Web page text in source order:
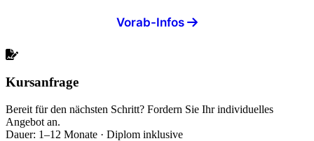
Vorab-Infos
Kursanfrage
Bereit für den nächsten Schritt? Fordern Sie Ihr individuelles
Angebot an.
Dauer: 1–12 Monate · Diplom inklusive